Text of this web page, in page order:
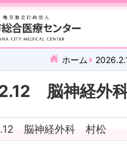
ホーム
脳神経外
脳神経外科 村松